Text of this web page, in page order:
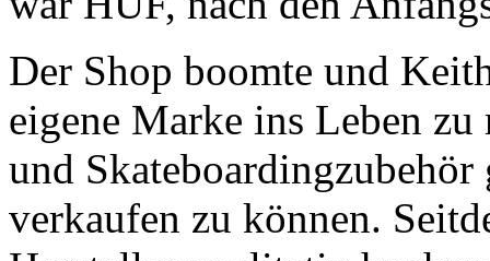
Der Shop boomte und
eigene Marke ins Leben zu
und Skateboardingzubehör
verkaufen zu können.